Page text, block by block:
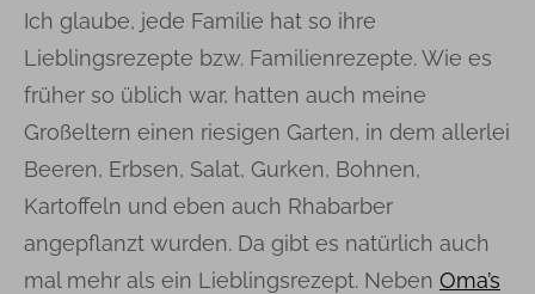
Ich glaube, jede Familie hat so ihre
Lieblingsrezepte bzw. Familienrezepte. Wie es
früher so üblich war, hatten auch meine
Großeltern einen riesigen Garten, in dem allerlei
Beeren, Erbsen, Salat, Gurken, Bohnen,
Kartoffeln und eben auch Rhabarber
angepflanzt wurden. Da gibt es natürlich auch
mal mehr als ein Lieblingsrezept. Neben Oma’s